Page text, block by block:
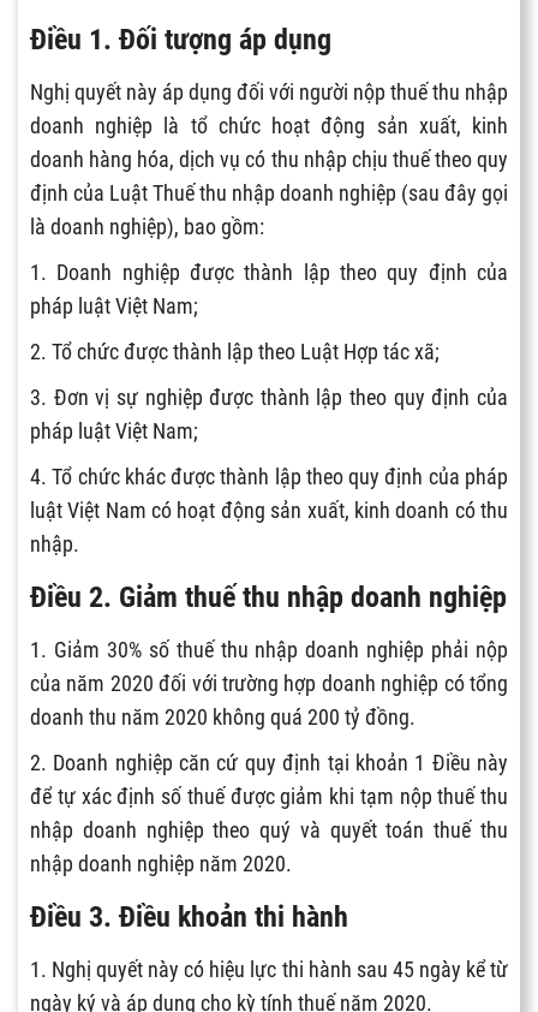
Điều 1. Đối tượng áp dụng
Nghị quyết này áp dụng đối với người nộp thuế thu nhập
doanh nghiệp là tổ chức hoạt động sản xuất, kinh
doanh hàng hóa, dịch vụ có thu nhập chịu thuế theo quy
định của Luật Thuế thu nhập doanh nghiệp (sau đây gọi
là doanh nghiệp), bao gồm:
1. Doanh nghiệp được thành lập theo quy định của
pháp luật Việt Nam;
2. Tổchức được thành lập theo Luật Hợp tác xã;
3. Đơn vị sự nghiệp được thành lập theo quy định của
pháp luật Việt Nam;
4.Tổ chức khác được thành lập theo quy định của pháp
luật Việt Nam có hoạt động sản xuất, kinh doanh có thu
nhập.
Điều 2. Giảm thuế thu nhập doanh nghiệp
1. Giảm 30% số thuế thu nhập doanh nghiệp phải nộp
của năm 2020 đối với trường hợp doanh nghiệp có tổng
doanh thu năm 2020 không quá 200 tỷ đồng.
2. Doanh nghiệp căn cứ quy định tại khoản 1 Điều này
để tự xác định số thuế được giảm khi tạm nộp thuế thu
nhập doanh nghiệp theo quý và quyết toán thuế thu
nhập doanh nghiệp năm 2020.
Điều 3. Điều khoản thi hành
1. Nghị quyết này có hiệu lực thi hành sau 45 ngày kể từ
ngày ký và áp dụng cho kỳ tính thuế năm 2020.